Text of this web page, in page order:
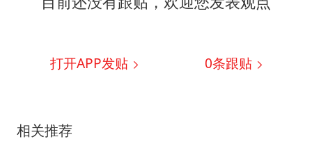
打开APP发贴 0条跟贴
相关推荐